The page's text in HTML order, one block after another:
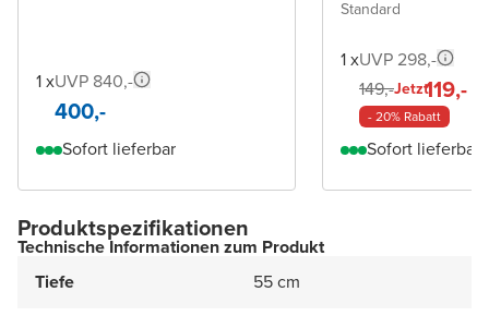
1 xUVP 840,-
400,-
Sofort lieferbar
Standard
1 xUVP 298,-
149,-Jetzt119,-
- 20% Rabatt
Sofort lieferbar
Produktspezifikationen
Technische Informationen zum Produkt
Tiefe
55 cm